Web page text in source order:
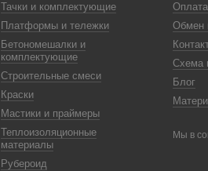
Тачки и комплектующие
Платформы и тележки
Бетономешалки и
комплектующие
Строительные смеси
Краски
Мастики и праймеры
Теплоизоляционные
материалы
Рубероид
Обмен
Схема
Блог
Мы в